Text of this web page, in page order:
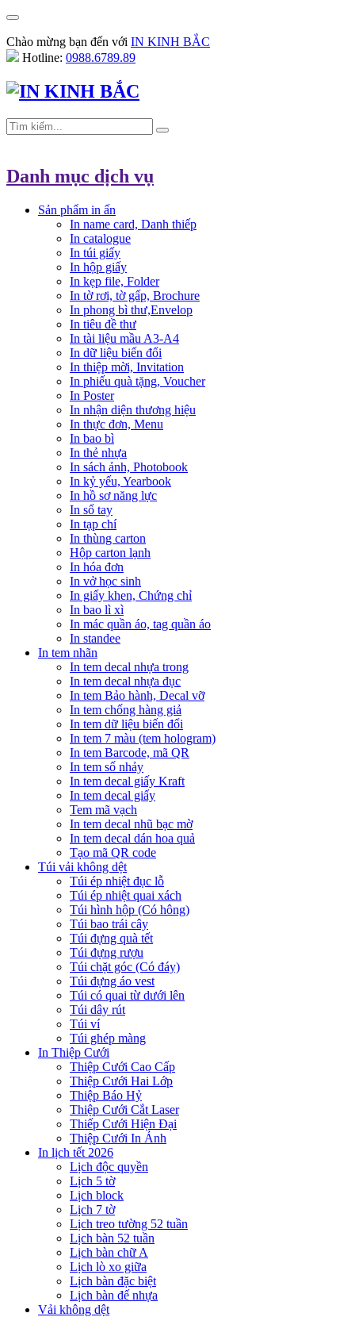
Chào mừng bạn đến với IN KINH BẮC
Hotline: 0988.6789.89
Danh mục dịch vụ
Sản phẩm in ấn
In name card, Danh thiếp
In catalogue
In túi giấy
In hộp giấy
In kẹp file, Folder
In tờ rơi, tờ gấp, Brochure
In phong bì thư,Envelop
In tiêu đề thư
In tài liệu mầu A3-A4
In dữ liệu biến đổi
In thiệp mời, Invitation
In phiếu quà tặng, Voucher
In Poster
In nhận diện thương hiệu
In thực đơn, Menu
In bao bì
In thẻ nhựa
In sách ảnh, Photobook
In kỷ yếu, Yearbook
In hồ sơ năng lực
In sổ tay
In tạp chí
In thùng carton
Hộp carton lạnh
In hóa đơn
In vở học sinh
In giấy khen, Chứng chỉ
In bao lì xì
In mác quần áo, tag quần áo
In standee
In tem nhãn
In tem decal nhựa trong
In tem decal nhựa đục
In tem Bảo hành, Decal vỡ
In tem chống hàng giả
In tem dữ liệu biến đổi
In tem 7 màu (tem hologram)
In tem Barcode, mã QR
In tem số nhảy
In tem decal giấy Kraft
In tem decal giấy
Tem mã vạch
In tem decal nhũ bạc mờ
In tem decal dán hoa quả
Tạo mã QR code
Túi vải không dệt
Túi ép nhiệt đục lỗ
Túi ép nhiệt quai xách
Túi hình hộp (Có hông)
Túi bao trái cây
Túi đựng quà tết
Túi đựng rượu
Túi chặt góc (Có đáy)
Túi đựng áo vest
Túi có quai từ dưới lên
Túi dây rút
Túi ví
Túi ghép màng
In Thiệp Cưới
Thiệp Cưới Cao Cấp
Thiệp Cưới Hai Lớp
Thiệp Báo Hỷ
Thiệp Cưới Cắt Laser
Thiếp Cưới Hiện Đại
Thiệp Cưới In Ảnh
In lịch tết 2026
Lịch độc quyền
Lịch 5 tờ
Lịch block
Lịch 7 tờ
Lịch treo tường 52 tuần
Lịch bàn 52 tuần
Lịch bàn chữ A
Lịch lò xo giữa
Lịch bàn đặc biệt
Lịch bàn đế nhựa
Vải không dệt